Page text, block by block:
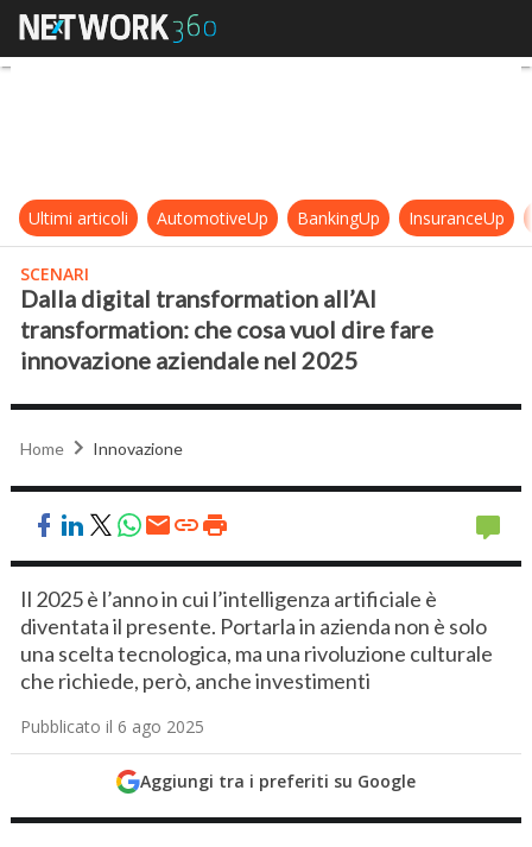
Dalla digital transformation all’AI
Ultimi articoli AutomotiveUp BankingUp InsuranceUp
SCENARI
Dalla digital transformation all’AI
transformation: che cosa vuol dire fare
innovazione aziendale nel 2025
Home Innovazione
Il 2025 è l’anno in cui l’intelligenza artificiale è
diventata il presente. Portarla in azienda non è solo
una scelta tecnologica, ma una rivoluzione culturale
che richiede, però, anche investimenti
Pubblicato il 6 ago 2025
Aggiungi tra i preferiti su Google